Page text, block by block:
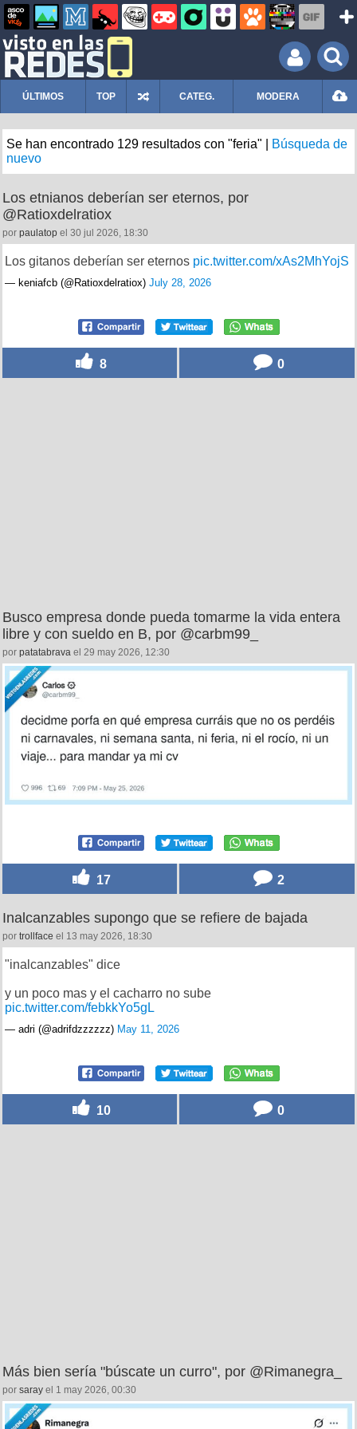
ÚLTIMOS TOP CATEG. MODERA
Se han encontrado 129 resultados con "feria" |
Búsqueda de
nuevo
Los etnianos deberían ser eternos, por
@Ratioxdelratiox
por paulatop el 30 jul 2026, 18:30
Los gitanos deberían ser eternos pic.twitter.com/xAs2MhYojS
— keniafcb (@Ratioxdelratiox) July 28, 2026
8 0
Busco empresa donde pueda tomarme la vida entera
libre y con sueldo en B, por @carbm99_
por patatabrava el 29 may 2026, 12:30
17 2
Inalcanzables supongo que se refiere de bajada
por trollface el 13 may 2026, 18:30
"inalcanzables" dice
y un poco mas y el cacharro no sube
pic.twitter.com/febkkYo5gL
— adri (@adrifdzzzzzz) May 11, 2026
10 0
Más bien sería "búscate un curro", por @Rimanegra_
por saray el 1 may 2026, 00:30